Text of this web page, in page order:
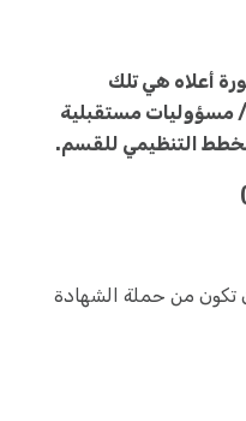
أعلاه هي تلك
مسؤوليات مستقبلية
التنظيمي للقسم.
تكون من حملة الشهادة